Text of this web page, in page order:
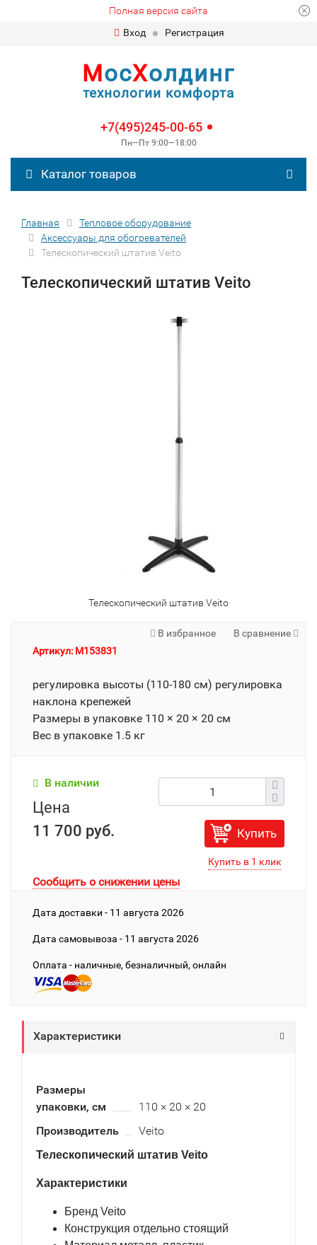
Полная версия сайта
Вход
Регистрация
МосХолдинг
технологии комфорта
+7(495)245-00-65
Пн—Пт 9:00—18:00
Каталог товаров
Главная
Тепловое оборудование
Аксессуары для обогревателей
Телескопический штатив Veito
Телескопический штатив Veito
Телескопический штатив Veito
В избранное
В сравнение
Артикул: M153831
регулировка высоты (110-180 см) регулировка
наклона крепежей
Размеры в упаковке 110 × 20 × 20 см
Вес в упаковке 1.5 кг
В наличии
Цена
11 700 руб.
Купить
Сообщить о снижении цены
Дата доставки - 11 августа 2026
Дата cамовывоза - 11 августа 2026
Оплата - наличные, безналичный, онлайн
Характеристики
Размеры
упаковки, см
110 × 20 × 20
Производитель
Veito
Телескопический штатив Veito
Характеристики
Бренд Veito
Конструкция отдельно стоящий